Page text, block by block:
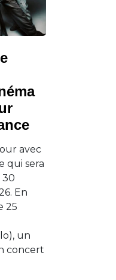
avec
qui sera
30
En
25
un
concert